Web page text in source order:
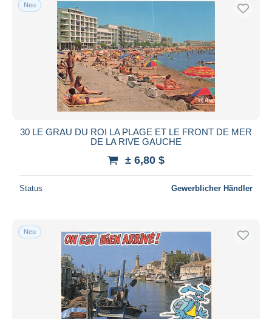
Neu
30 LE GRAU DU ROI LA PLAGE ET LE FRONT DE MER
DE LA RIVE GAUCHE
± 6,80 $
Status Gewerblicher Händler
Neu